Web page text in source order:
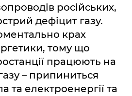
російських,
дефіцит газу.
крах
тому що
працюють на
– припиниться
та електроенергії та